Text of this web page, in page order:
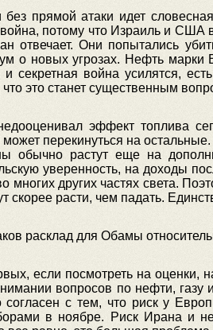
прямой атаки идет
война, потому что Израиль и США
отвечает. Они попытались
о новых угрозах. Нефть марки
и секретная война усилятся,
что это станет существенным
эффект топлива
перекинуться на
обычно растут еще на
уверенность, на доходы
многих других частях света.
скорее расти, чем падать.
расклад для Обамы
если посмотреть на оценки,
вопросов по нефти,
согласен с тем, что риск у
в ноябре. Риск Ирана и